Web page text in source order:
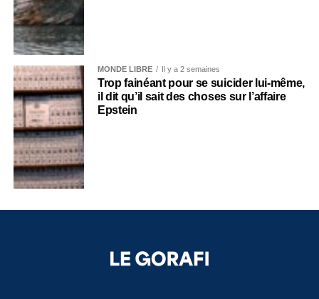
MONDE LIBRE Il y a 2 semaines
Trop fainéant pour se suicider lui-même,
il dit qu’il sait des choses sur l’affaire
Epstein